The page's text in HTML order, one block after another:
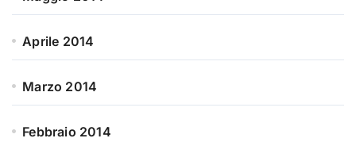
Aprile 2014
Marzo 2014
Febbraio 2014